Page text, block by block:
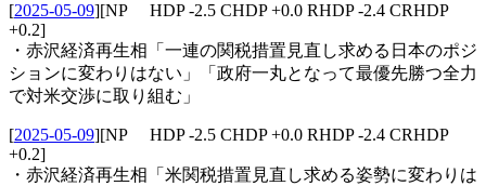
[2025-05-09][NP HDP -2.5 CHDP +0.0 RHDP -2.4 CRHDP
+0.2]
・赤沢経済再生相「一連の関税措置見直し求める日本のポジ
ションに変わりはない」「政府一丸となって最優先勝つ全力
で対米交渉に取り組む」
[2025-05-09][NP HDP -2.5 CHDP +0.0 RHDP -2.4 CRHDP
+0.2]
・赤沢経済再生相「米関税措置見直し求める姿勢に変わりは